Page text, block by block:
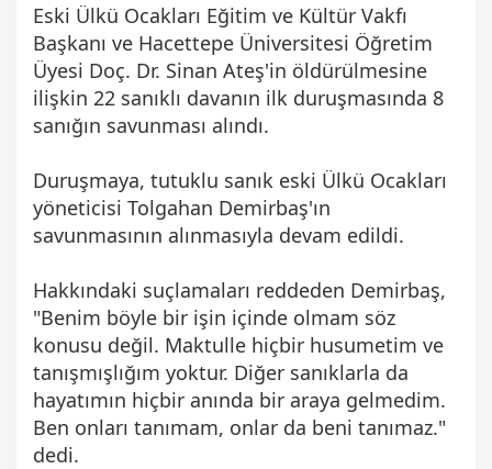
Eski Ülkü Ocakları Eğitim ve Kültür Vakfı
Başkanı ve Hacettepe Üniversitesi Öğretim
Üyesi Doç. Dr. Sinan Ateş'in öldürülmesine
ilişkin 22 sanıklı davanın ilk duruşmasında 8
sanığın savunması alındı.
Duruşmaya, tutuklu sanık eski Ülkü Ocakları
yöneticisi Tolgahan Demirbaş'ın
savunmasının alınmasıyla devam edildi.
Hakkındaki suçlamaları reddeden Demirbaş,
"Benim böyle bir işin içinde olmam söz
konusu değil. Maktulle hiçbir husumetim ve
tanışmışlığım yoktur. Diğer sanıklarla da
hayatımın hiçbir anında bir araya gelmedim.
Ben onları tanımam, onlar da beni tanımaz."
dedi.